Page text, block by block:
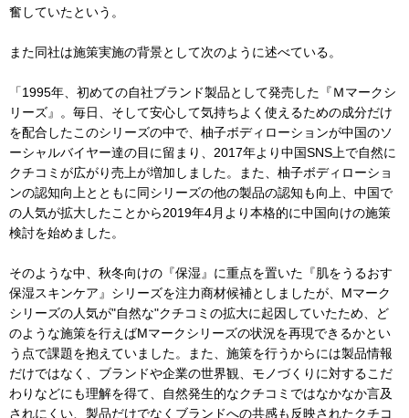
奮していたという。
また同社は施策実施の背景として次のように述べている。
「1995年、初めての自社ブランド製品として発売した『Ｍマークシ
リーズ』。毎日、そして安心して気持ちよく使えるための成分だけ
を配合したこのシリーズの中で、柚子ボディローションが中国のソ
ーシャルバイヤー達の目に留まり、2017年より中国SNS上で自然に
クチコミが広がり売上が増加しました。また、柚子ボディローショ
ンの認知向上とともに同シリーズの他の製品の認知も向上、中国で
の人気が拡大したことから2019年4月より本格的に中国向けの施策
検討を始めました。
そのような中、秋冬向けの『保湿』に重点を置いた『肌をうるおす
保湿スキンケア』シリーズを注力商材候補としましたが、Mマーク
シリーズの人気が"自然な"クチコミの拡大に起因していたため、ど
のような施策を行えばMマークシリーズの状況を再現できるかとい
う点で課題を抱えていました。また、施策を行うからには製品情報
だけではなく、ブランドや企業の世界観、モノづくりに対するこだ
わりなどにも理解を得て、自然発生的なクチコミではなかなか言及
されにくい、製品だけでなくブランドへの共感も反映されたクチコ